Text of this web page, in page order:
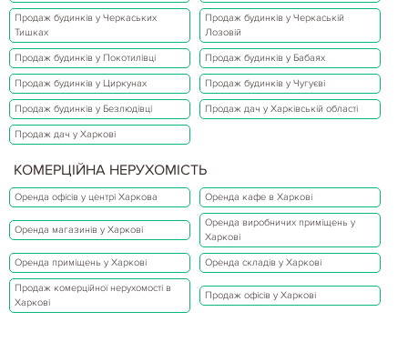
Продаж будинків у Черкаських
Тишках
Продаж будинків у Черкаській
Лозовій
Продаж будинків у Покотилівці Продаж будинків у Бабаях
Продаж будинків у Циркунах Продаж будинків у Чугуєві
Продаж будинків у Безлюдівці Продаж дач у Харківській області
Продаж дач у Харкові
КОМЕРЦІЙНА НЕРУХОМІСТЬ
Оренда офісів у центрі Харкова Оренда кафе в Харкові
Оренда магазинів у Харкові
Оренда виробничих приміщень у
Харкові
Оренда приміщень у Харкові Оренда складів у Харкові
Продаж комерційної нерухомості в
Харкові
Продаж офісів у Харкові